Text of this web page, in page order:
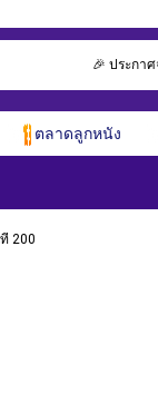
🎉 ประกา
ตลาดลูกหนัง